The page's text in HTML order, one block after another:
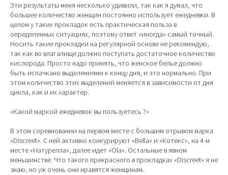
Эти результаты меня несколько удивили, так как я думал, что
большее количество женщин постоянно использует ежедневки. В
целом у таких прокладок есть практическая польза в
определенных ситуациях, поэтому ответ «иногда» самый точный.
Носить такие прокладки на регулярной основе не рекомендую,
так как во влагалище должно поступать достаточное количество
кислорода. Просто надо принять, что женское белье должно
быть испачкано выделениями к концу дня, и это нормально. При
этом количество этих выделений меняется в зависимости от дня
цикла, как и их характер.
«Какой маркой ежедневок вы пользуетесь ?»
В этом соревновании на первом месте с большим отрывом марка
«Discreet». С ней активно конкурируют «Bella» и «Котекс», на 4-м
месте «Натурелла», далее идет «Ola». Остальные в явном
меньшинстве. Что такого прекрасного в прокладках «Discreet» я не
знаю, но уж очень они нравятся женщинам.